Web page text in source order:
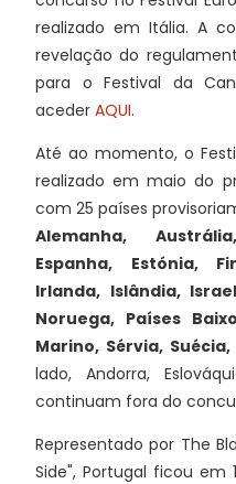
realizado em Itália. A
revelação do
para o Festival da
aceder AQUI.
Até ao momento, o
realizado em maio do
com 25 países
Alemanha,
Espanha, Estónia,
Irlanda, Islândia,
Noruega, Países
Marino, Sérvia,
lado, Andorra,
continuam fora do
Representado por The
Side", Portugal ficou em